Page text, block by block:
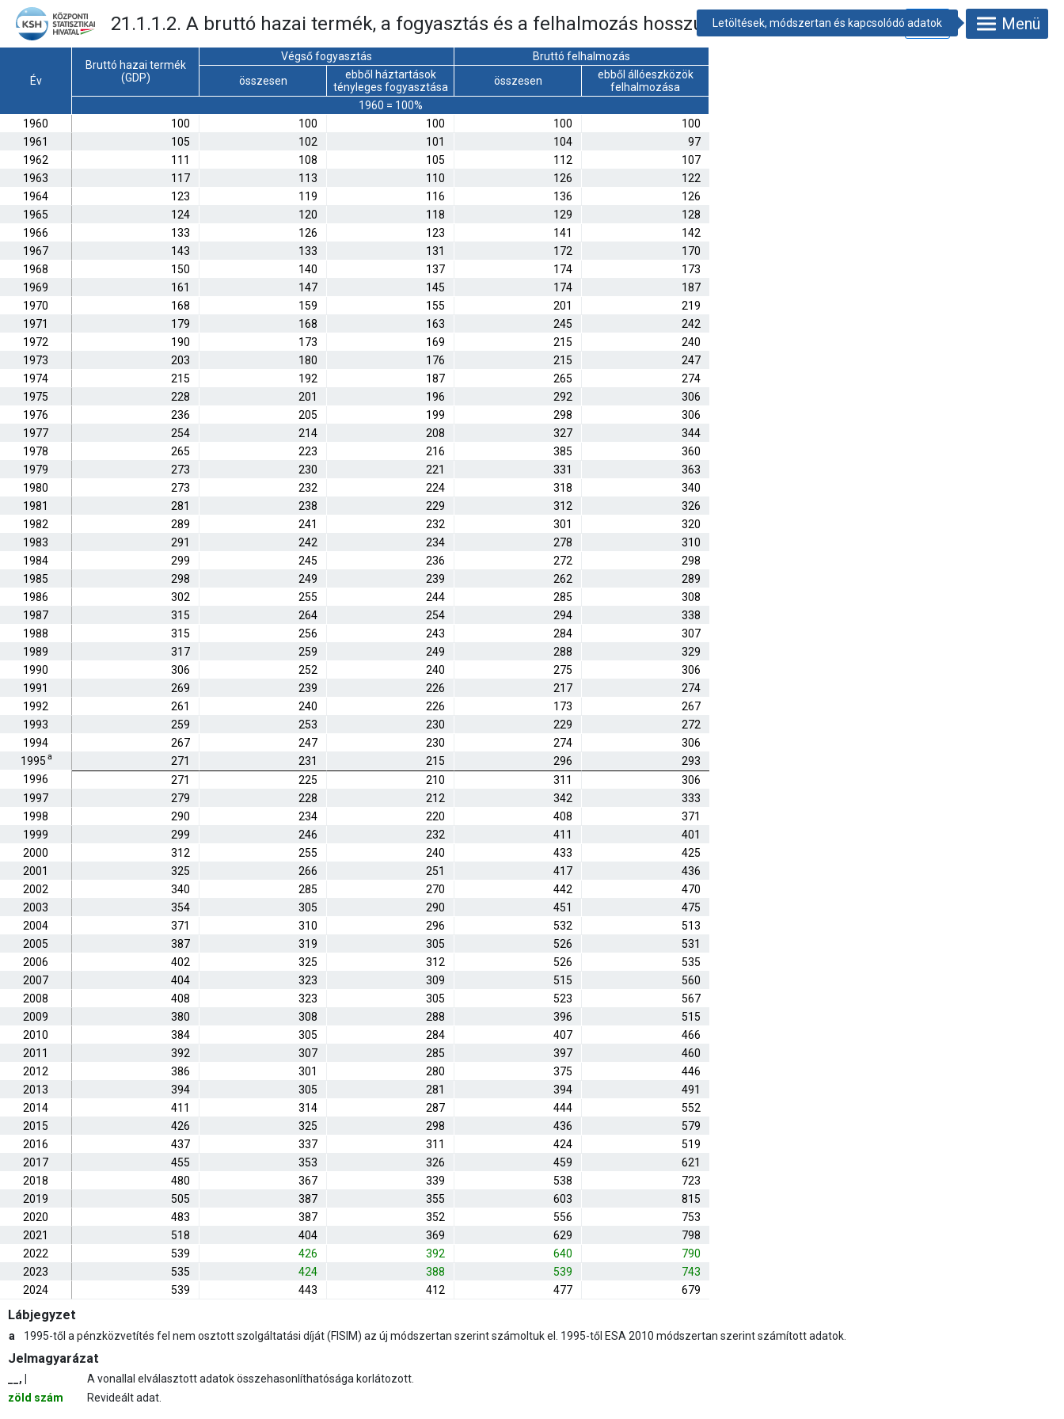
21.1.1.2. A bruttó hazai termék, a fogyasztás és a felhalmozás hosszú idősora Menü
Év
Bruttó hazai termék
(GDP)
Végső fogyasztás
Bruttó felhalmozás
összesen
ebből háztartások
tényleges fogyasztása
összesen
ebből állóeszközök
felhalmozása
1960 = 100%
1960
100 100 100 100
100
1961
105 102 101 104
97
1962
111 108 105 112
107
1963
117 113 110 126
122
1964
123 119 116 136
126
1965
124 120 118 129
128
1966
133 126 123 141
142
1967
143 133 131 172
170
1968
150 140 137 174
173
1969
161 147 145 174
187
1970
168 159 155 201
219
1971
179 168 163 245
242
1972
190 173 169 215
240
1973
203 180 176 215
247
1974
215 192 187 265
274
1975
228 201 196 292
306
1976
236 205 199 298
306
1977
254 214 208 327
344
1978
265 223 216 385
360
1979
273 230 221 331
363
1980
273 232 224 318
340
1981
281 238 229 312
326
1982
289 241 232 301
320
1983
291 242 234 278
310
1984
299 245 236 272
298
1985
298 249 239 262
289
1986
302 255 244 285
308
1987
315 264 254 294
338
1988
315 256 243 284
307
1989
317 259 249 288
329
1990
306 252 240 275
306
1991
269 239 226 217
274
1992
261 240 226 173
267
1993
259 253 230 229
272
1994
267 247 230 274
306
1995 a 271 231 215 296
293
1996
271 225 210 311
306
1997
279 228 212 342
333
1998
290 234 220 408
371
1999
299 246 232 411
401
2000
312 255 240 433
425
2001
325 266 251 417
436
2002
340 285 270 442
470
2003
354 305 290 451
475
2004
371 310 296 532
513
2005
387 319 305 526
531
2006
402 325 312 526
535
2007
404 323 309 515
560
2008
408 323 305 523
567
2009
380 308 288 396
515
2010
384 305 284 407
466
2011
392 307 285 397
460
2012
386 301 280 375
446
2013
394 305 281 394
491
2014
411 314 287 444
552
2015
426 325 298 436
579
2016
437 337 311 424
519
2017
455 353 326 459
621
2018
480 367 339 538
723
2019
505 387 355 603
815
2020
483 387 352 556
753
2021
518 404 369 629
798
2022
539 426 392 640
790
2023
535 424 388 539
743
2024
539 443 412 477 679
Lábjegyzet
a 1995-től a pénzközvetítés fel nem osztott szolgáltatási díját (FISIM) az új módszertan szerint számoltuk el. 1995-től ESA 2010 módszertan szerint számított adatok.
Jelmagyarázat
__, |
A vonallal elválasztott adatok összehasonlíthatósága korlátozott.
zöld szám
Revideált adat.